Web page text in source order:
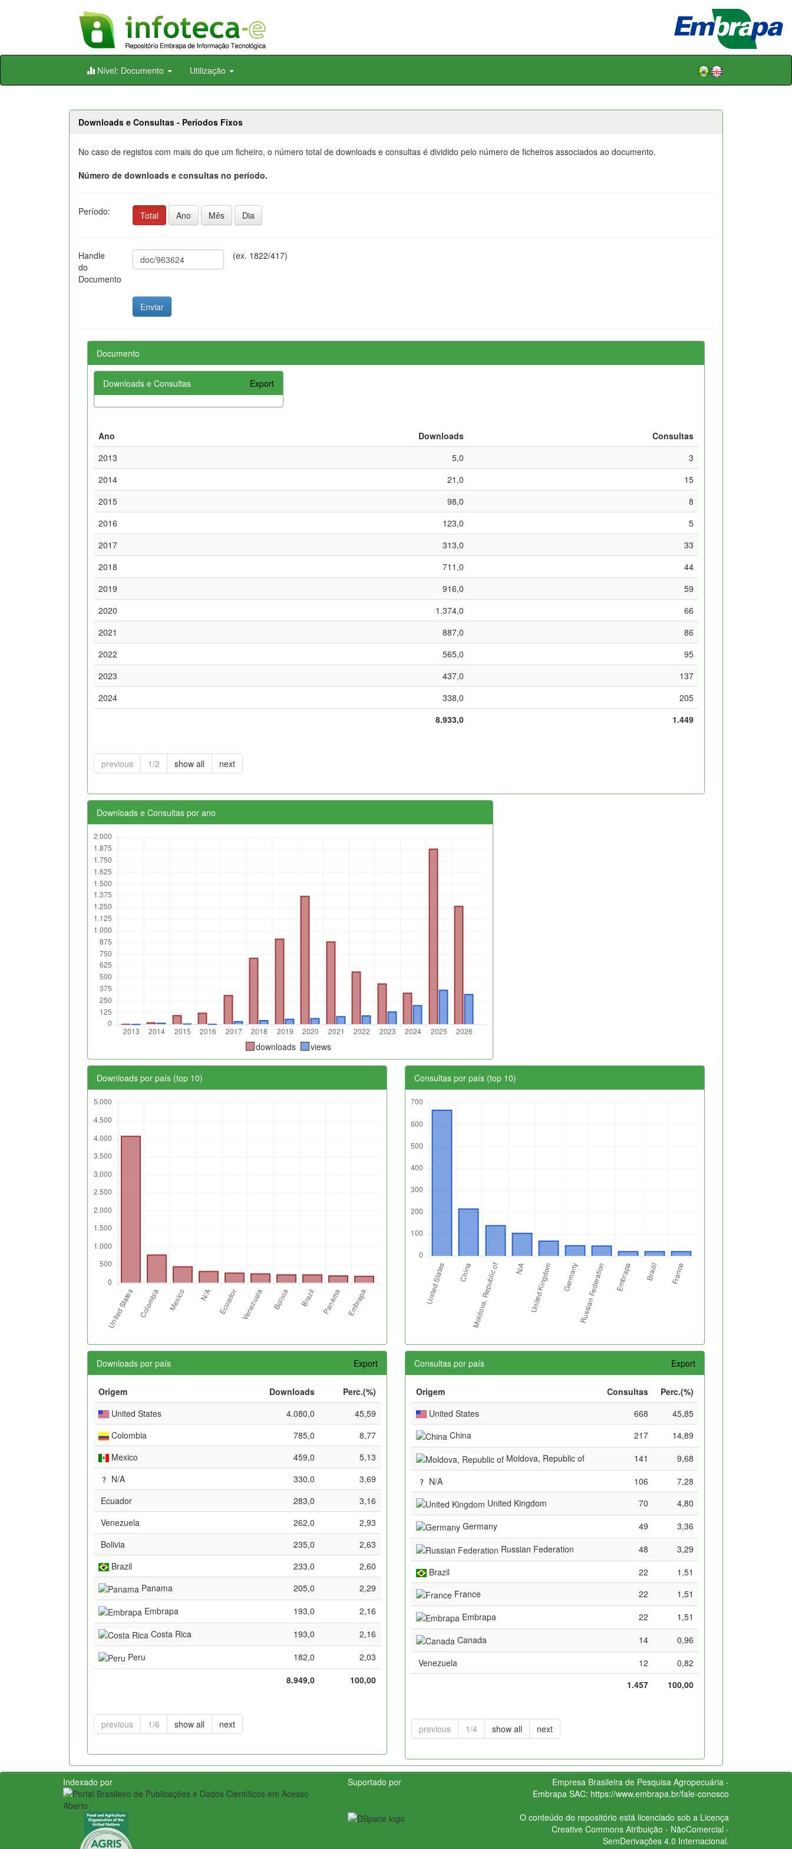
Skip
Nível: Documento Utilização
Downloads e Consultas - Períodos Fixos
No caso de registos com mais do que um ficheiro, o número total de downloads e consultas é dividido pelo número de ficheiros associados ao documento.
Número de downloads e consultas no período.
Período: Total Ano Mês Dia
Handle
do
Documento
(ex. 1822/417)
Documento
Downloads e Consultas Export
Ano Downloads
Consultas
2013
5,0
3
2014
21,0
15
2015
98,0
8
2016
123,0
5
2017
313,0
33
2018
711,0
44
2019
916,0
59
2020
1.374,0
66
2021
887,0
86
2022
565,0
95
2023
437,0
137
2024
338,0
205
8.933,0
1.449
previous 1/2 show all next
Downloads e Consultas por ano
downloads views
Downloads por país (top 10) Consultas por país (top 10)
Downloads por país Export
Origem Downloads
Perc.(%)
United States
4.080,0
45,59
Colombia
785,0
8,77
Mexico
459,0
5,13
N/A
330,0
3,69
Ecuador
283,0
3,16
Venezuela
262,0
2,93
Bolivia
235,0
2,63
Brazil
233,0
2,60
Panama
205,0
2,29
Embrapa
193,0
2,16
Costa Rica
193,0
2,16
Peru
182,0
2,03
8.949,0
100,00
previous 1/6 show all next
Consultas por país Export
Origem Consultas
Perc.(%)
United States
668
45,85
China
217
14,89
Moldova, Republic of
141
9,68
N/A
106
7,28
United Kingdom
70
4,80
Germany
49
3,36
Russian Federation
48
3,29
Brazil
22
1,51
France
22
1,51
Embrapa
22
1,51
Canada
14
0,96
Venezuela
12
0,82
1.457
100,00
previous 1/4 show all next
Indexado por Suportado por
Empresa Brasileira de Pesquisa Agropecuária -
Embrapa SAC: https://www.embrapa.br/fale-conosco
O conteúdo do repositório está licenciado sob a Licença
Creative CommonsAtribuição - NãoComercial -
SemDerivações 4.0 Internacional.